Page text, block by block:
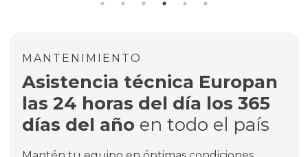
MANTENIMIENTO
Asistencia técnica Europan
las 24 horas del día los 365
días del año en todo el país